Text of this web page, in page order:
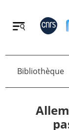
Retour
Bibliothèque